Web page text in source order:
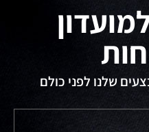
שלנו לפני כולם